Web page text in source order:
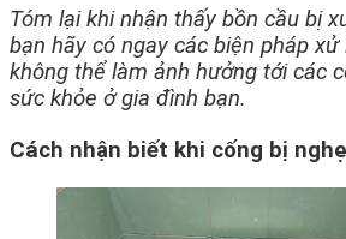
Tóm lại khi nhận thấy bồn cầu bị
bạn hãy có ngay các biện pháp
không thể làm ảnh hưởng tới các
sức khỏe ở gia đình bạn.
Cách nhận biết khi cống bị